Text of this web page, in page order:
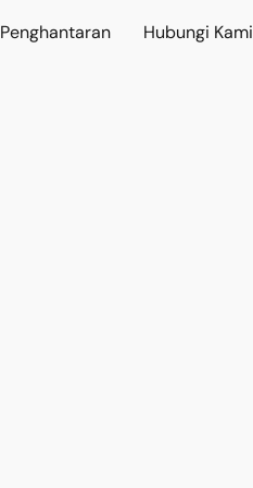
Penghantaran Hubungi Kami